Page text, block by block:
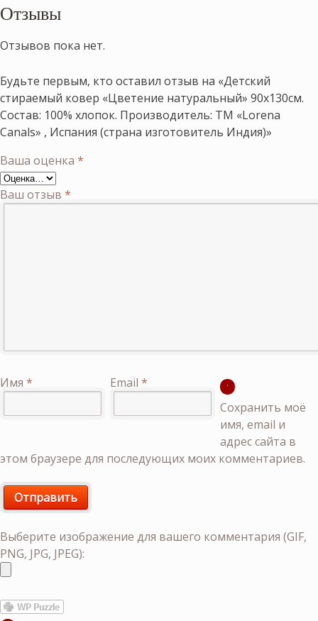
Отзывы
Отзывов пока нет.
Будьте первым, кто оставил отзыв на «Детский
стираемый ковер «Цветение натуральный» 90х130см.
Состав: 100% хлопок. Производитель: ТМ «Lorena
Canals» , Испания (страна изготовитель Индия)»
Ваша оценка *
Ваш отзыв *
Имя * Email *
Сохранить моё
имя, email и
адрес сайта в
этом браузере для последующих моих комментариев.
Выберите изображение для вашего комментария (GIF,
PNG, JPG, JPEG):